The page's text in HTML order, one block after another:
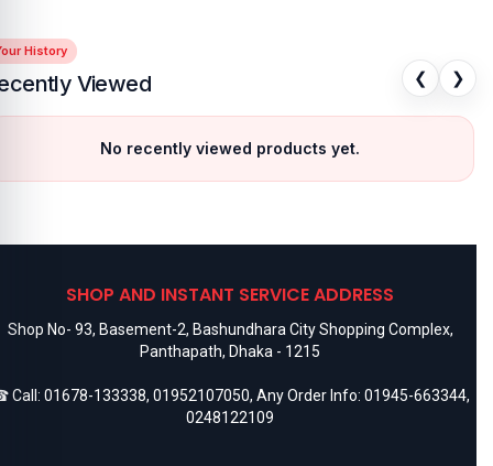
History
Viewed ❮ ❯
No recently viewed products yet.
SHOP AND INSTANT SERVICE ADDRESS
Shop No- 93, Basement-2, Bashundhara City Shopping Complex,
Panthapath, Dhaka - 1215
Call: 01678-133338, 01952107050, Any Order Info: 01945-663344,
0248122109